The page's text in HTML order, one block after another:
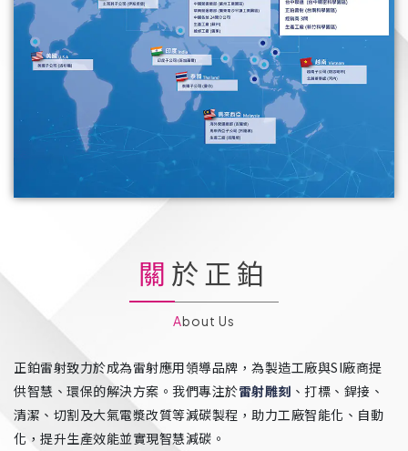
關於正鉑
About Us
正鉑雷射致力於成為雷射應用領導品牌，為製造工廠與SI廠商提
供智慧、環保的解決方案。我們專注於雷射雕刻 、打標、銲接、
清潔、切割及大氣電漿改質等減碳製程，助力工廠智能化、自動
化，提升生產效能並實現智慧減碳。